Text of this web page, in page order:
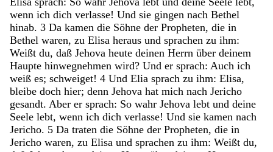
wenn ich dich verlasse! Und sie gingen nach Bethel
hinab. 3 Da kamen die Söhne der Propheten, die in
Bethel waren, zu Elisa heraus und sprachen zu ihm:
Weißt du, daß Jehova heute deinen Herrn über deinem
Haupte hinwegnehmen wird? Und er sprach: Auch ich
weiß es; schweiget! 4 Und Elia sprach zu ihm: Elisa,
bleibe doch hier; denn Jehova hat mich nach Jericho
gesandt. Aber er sprach: So wahr Jehova lebt und deine
Seele lebt, wenn ich dich verlasse! Und sie kamen nach
Jericho. 5 Da traten die Söhne der Propheten, die in
Jericho waren, zu Elisa und sprachen zu ihm: Weißt du,